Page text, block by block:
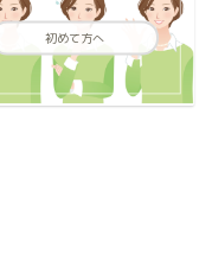
初めて方へ